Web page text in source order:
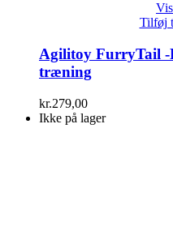
Tilføj
Agilitoy FurryTail -
træning
kr.279,00
Ikke på lager